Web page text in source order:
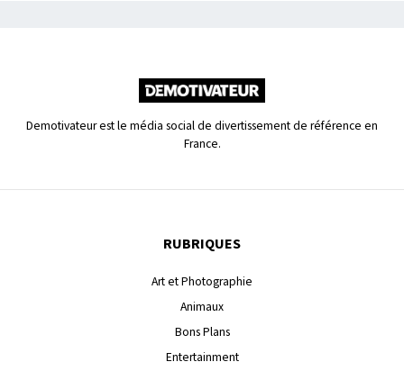
Demotivateur est le média social de divertissement de référence en
France.
RUBRIQUES
Art et Photographie
Animaux
Bons Plans
Entertainment